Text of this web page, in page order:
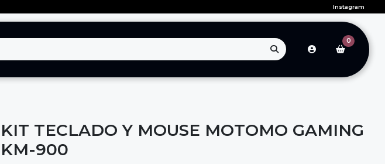
Instagram
0
KIT TECLADO Y MOUSE MOTOMO GAMING
KM-900